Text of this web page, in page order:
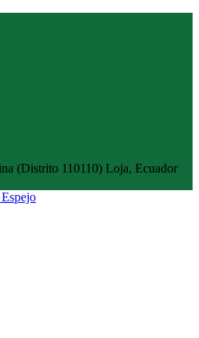
(Distrito 110110) Loja, Ecuador